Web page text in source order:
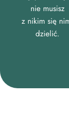
nie musisz
z nikim się
dzielić.